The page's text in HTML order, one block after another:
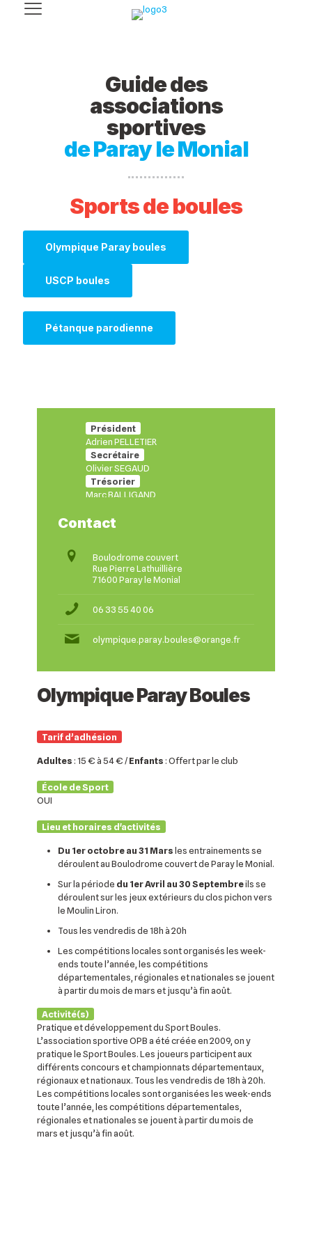
Guide des
associations
sportives
de Paray le Monial
Sports de boules
Olympique Paray boules
USCP boules
Pétanque parodienne
Président
Adrien PELLETIER
Secrétaire
Olivier SEGAUD
Trésorier
Marc BALLIGAND
Contact
Boulodrome couvert
Rue Pierre Lathuillière
71600 Paray le Monial
06 33 55 40 06
olympique.paray.boules@orange.fr
Olympique Paray Boules
Tarif d’adhésion
Adultes : 15 € à 54 € /Enfants : Offert par le club
École de Sport
OUI
Lieu et horaires d'activités
Du 1er octobre au 31 Marsles entrainements se
déroulent au Boulodrome couvert de Paray le Monial.
Sur la période du 1er Avril au 30 Septembreils se
déroulent sur les jeux extérieurs du clos pichon vers
le Moulin Liron.
Tous les vendredis de 18h à 20h
Les compétitions locales sont organisés les week-
ends toute l’année, les compétitions
départementales, régionales et nationales se jouent
à partir du mois de mars et jusqu’à fin août.
Activité(s)
Pratique et développement du Sport Boules.
L’association sportive OPB a été créée en 2009, on y
pratique le Sport Boules. Les joueurs participent aux
différents concours et championnats départementaux,
régionaux et nationaux. Tous les vendredis de 18h à 20h.
Les compétitions locales sont organisées les week-ends
toute l’année, les compétitions départementales,
régionales et nationales se jouent à partir du mois de
mars et jusqu’à fin août.